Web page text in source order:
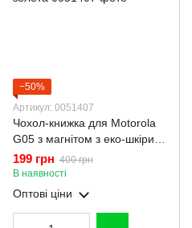
−50%
Артикул: 0051407
Чохол-книжка для Motorola
G05 з магнітом з еко-шкіри з
підставкою золота
199 грн 400 грн
В наявності
Оптові ціни